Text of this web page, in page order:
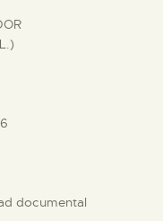
documental